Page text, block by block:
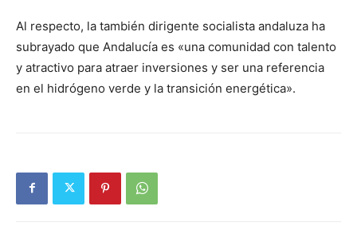
Al respecto, la también dirigente socialista andaluza ha
subrayado que Andalucía es «una comunidad con talento
y atractivo para atraer inversiones y ser una referencia
en el hidrógeno verde y la transición energética».